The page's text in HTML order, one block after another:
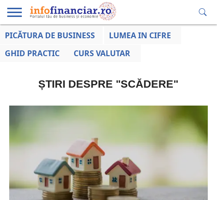
EDUCAȚIE
LA ZI
AFACERILOR
PICĂTURA DE BUSINESS
LUMEA IN CIFRE
GHID PRACTIC
CURS VALUTAR
ȘTIRI DESPRE "SCĂDERE"